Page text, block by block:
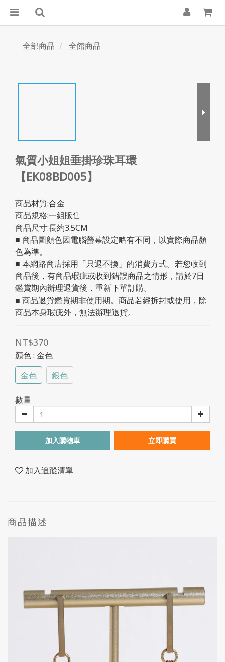
全部商品 全館商品
氣質小姐姐垂掛珍珠耳環
【EK08BD005】
商品材質:合金
商品規格:一組販售
商品尺寸:長約3.5CM
■ 商品圖顏色因電腦螢幕設定略有不同，以實際商品顏
色為準。
■ 本網路商店採用「只退不換」的消費方式。若您收到
商品後，有商品瑕疵或收到錯誤商品之情形，請於7日
鑑賞期內辦理退貨後，重新下單訂購。
■ 商品退貨鑑賞期非使用期。商品若經拆封或使用，除
商品本身瑕疵外，無法辦理退貨。
NT$370
顏色: 金色
金色
銀色
數量
加入購物車 立即購買
加入追蹤清單
商品描述